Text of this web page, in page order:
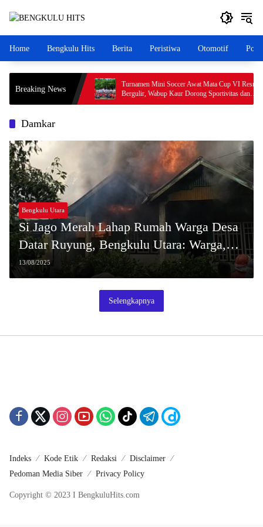
Home Bengkulu Hits Berita Peristiwa Otomotif
Breaking News
Utara Kecelakaan
Tuai Sorotan
Turnamen Mini Soccer Awat Mata Cup VI Resmi
Bergulir, Wabup Kaur Dorong Sportivitas dan
Pemberdayaan Ekonomi Masyarakat
Damkar
Bengkulu Utara
Si Jago Merah Lahap Rumah Warga Desa
Datar Ruyung, Bengkulu Utara: Warga,
Damkar, dan Aparat Bersatu Padamkan
Api
13/08/2025
Selengkapnya
Indeks Kode Etik Redaksi
Disclaimer
Pedoman Media Siber
Privacy Policy
Copyright © 2023 I BengkuluHits.com